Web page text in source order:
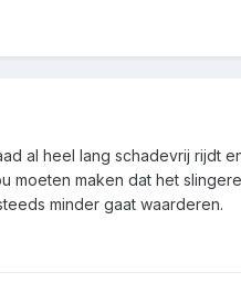
al heel lang schadevrij rijdt
maken dat het
minder gaat waarderen.